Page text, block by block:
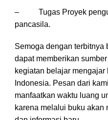
– Tugas Proyek
pancasila.
Semoga dengan terbitnya
dapat memberikan
kegiatan belajar
Indonesia. Pesan dari
manfaatkan waktu luang
karena melalui buku akan